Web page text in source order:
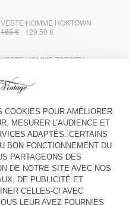
VESTE HOMME HOKTOWN
185 €
129,50 €
VESTE HOMME ZOTCITY
SPORTS CLUB
125 €
87,50 €
BLAZER HOMME AYANY
285 €
199,50 €
VESTE HOMME GREZBAY
185 €
92,50 €